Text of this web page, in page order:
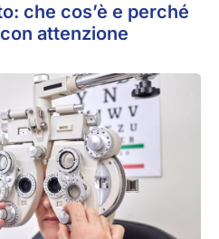
che cos’è e perché
attenzione